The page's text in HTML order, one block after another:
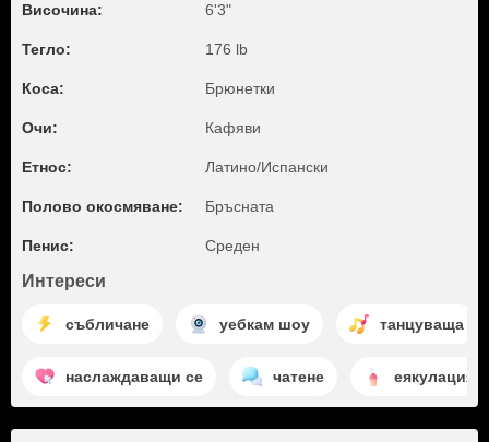
Височина: 6'3"
Тегло: 176 lb
Коса: Брюнетки
Очи: Кафяви
Етнос: Латино/Испански
Полово окосмяване: Бръсната
Пенис: Среден
Интереси
събличане уебкам шоу танцуваща
наслаждаващи се чатене еякулация